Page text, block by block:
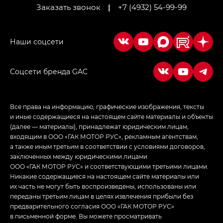
Empow — Эмпау (Empow) в комплектации
в спортивном стиле — GL(S-Style)
Соцсети бренда GAC
Заказать звонок
| +7 (4932) 54-99-99
Все права на информацию, графические изображения, тексты
и иные содержащиеся на настоящем сайте материалы и объекты
(далее — материалы), принадлежат юридическим лицам,
входящим в ООО «ГАК МОТОР РУС», рекламным агентствам,
а также иным третьим в соответствии с условиями договоров,
заключенных между юридическими лицами
ООО «ГАК МОТОР РУС» и соответствующими третьими лицами.
Никакие содержащиеся на настоящем сайте материалы или
их часть не могут быть воспроизведены, использованы или
переданы третьим лицам в целях извлечения прибыли без
предварительного согласия ООО «ГАК МОТОР РУС»
в письменной форме. Вы можете просматривать